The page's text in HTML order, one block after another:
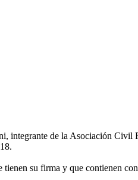
integrante de la Asociación Civil
su firma y que contienen